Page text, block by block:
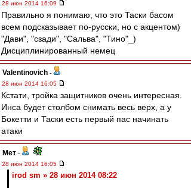
28 июн 2014 16:09
Правильно я понимаю, что это Таски басом
всем подсказывает по-русски, но с акцентом)
"Дави", "сзади", "Сальва", "Тино"_)
Дисциплинированный немец
Valentinovich -
28 июн 2014 16:05
Кстати, тройка защитников очень интересная.
Инса будет столбом снимать весь верх, а у
Бокетти и Таски есть первый пас начинать
атаки
Мет -
28 июн 2014 16:05
irod sm » 28 июн 2014 08:22